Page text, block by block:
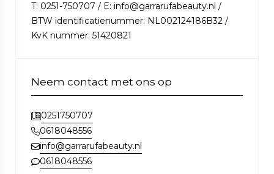
T: 0251-750707 / E: info@garrarufabeauty.nl /
BTW identificatienummer: NL002124186B32 /
KvK nummer: 51420821
Neem contact met ons op
0251750707
0618048556
info@garrarufabeauty.nl
0618048556